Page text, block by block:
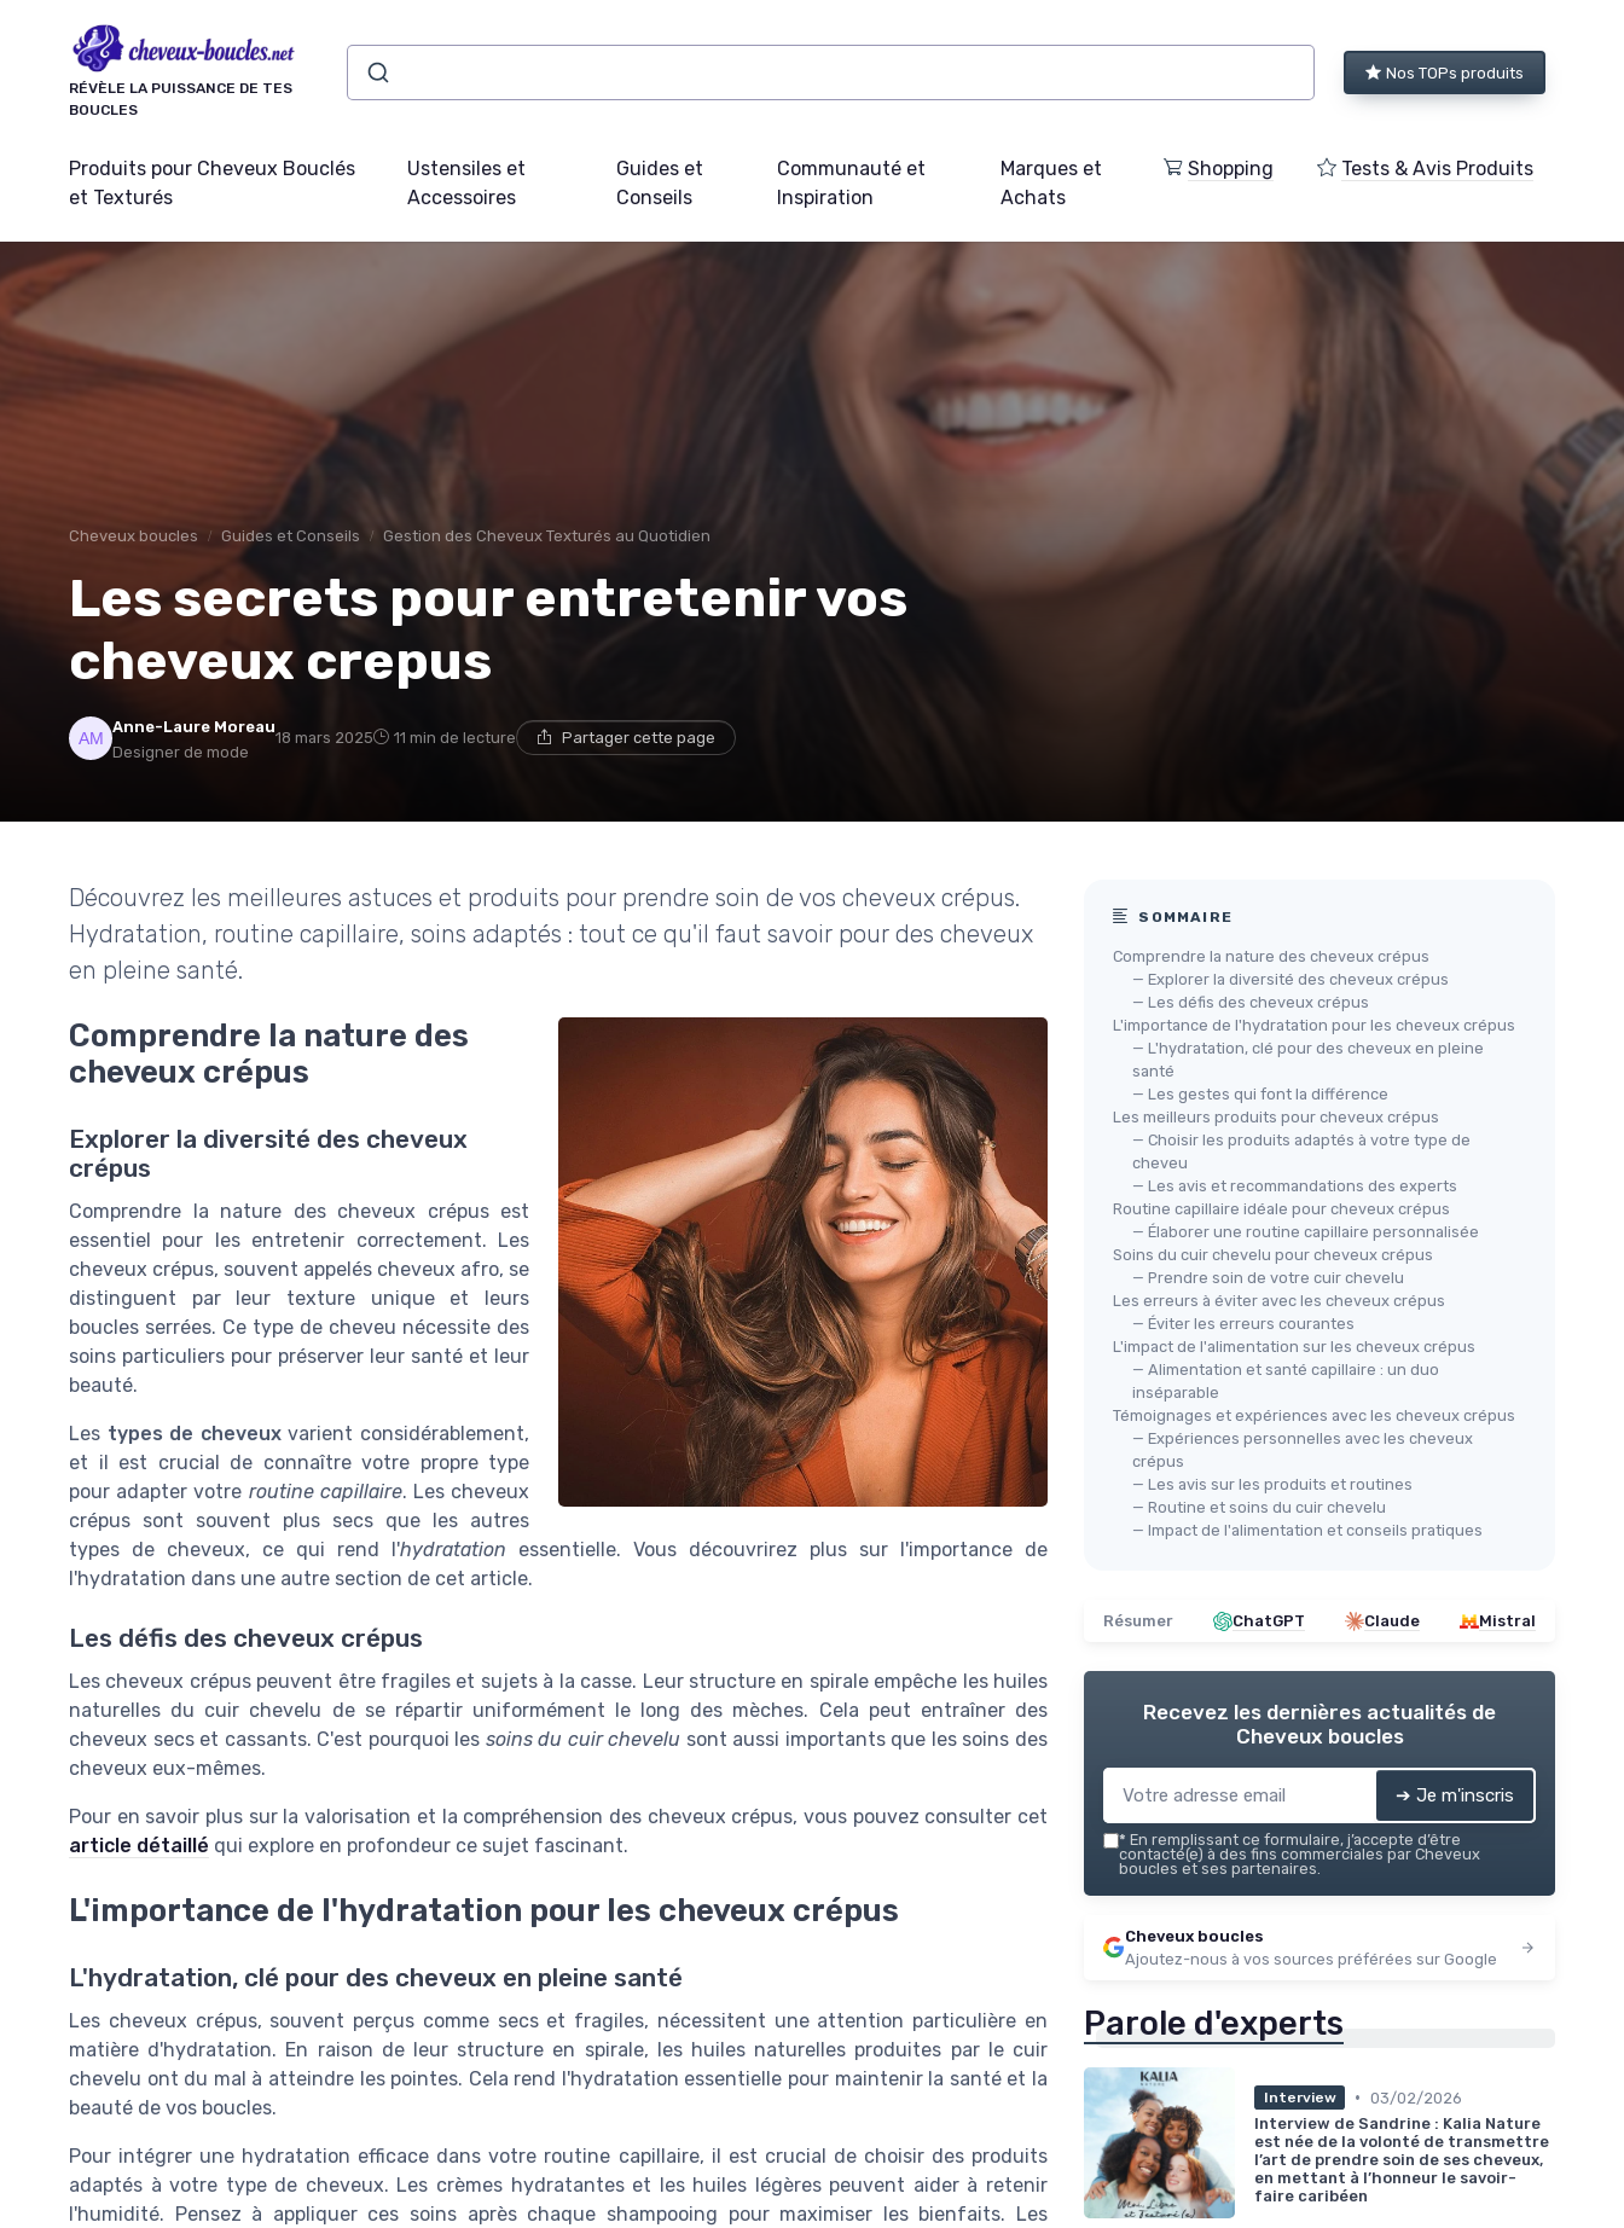
RÉVÈLE LA PUISSANCE DE TES
BOUCLES
Nos TOPs produits
Produits pour Cheveux Bouclés
et Texturés
Ustensiles et
Accessoires
Guides et
Conseils
Communauté et
Inspiration
Marques et
Achats
Shopping Tests & Avis Produits
Cheveux boucles Guides et Conseils Gestion des Cheveux Texturés au Quotidien
Les secrets pour entretenir vos
cheveux crepus
Anne-Laure Moreau
Designer de mode
18 mars 2025 11 min de lecture Partager cette page
Découvrez les meilleures astuces et produits pour prendre soin de vos cheveux crépus.
Hydratation, routine capillaire, soins adaptés : tout ce qu'il faut savoir pour des cheveux
en pleine santé.
Comprendre la nature des
cheveux crépus
Explorer la diversité des cheveux
crépus
Comprendre la nature des cheveux crépus est
essentiel pour les entretenir correctement. Les
cheveux crépus, souvent appelés cheveux afro, se
distinguent par leur texture unique et leurs
boucles serrées. Ce type de cheveu nécessite des
soins particuliers pour préserver leur santé et leur
beauté.
Les types de cheveuxvarient considérablement,
et il est crucial de connaître votre propre type
pour adapter votre routine capillaire. Les cheveux
crépus sont souvent plus secs que les autres
types de cheveux, ce qui rend l'hydratation essentielle. Vous découvrirez plus sur l'importance de
l'hydratation dans une autre section de cet article.
Les défis des cheveux crépus
Les cheveux crépus peuvent être fragiles et sujets à la casse. Leur structure en spirale empêche les huiles
naturelles du cuir chevelu de se répartir uniformément le long des mèches. Cela peut entraîner des
cheveux secs et cassants. C'est pourquoi les soins du cuir chevelu sont aussi importants que les soins des
cheveux eux-mêmes.
Pour en savoir plus sur la valorisation et la compréhension des cheveux crépus, vous pouvez consulter cet
article détaillé qui explore en profondeur ce sujet fascinant.
L'importance de l'hydratation pour les cheveux crépus
L'hydratation, clé pour des cheveux en pleine santé
Les cheveux crépus, souvent perçus comme secs et fragiles, nécessitent une attention particulière en
matière d'hydratation. En raison de leur structure en spirale, les huiles naturelles produites par le cuir
chevelu ont du mal à atteindre les pointes. Cela rend l'hydratation essentielle pour maintenir la santé et la
beauté de vos boucles.
Pour intégrer une hydratation efficace dans votre routine capillaire, il est crucial de choisir des produits
adaptés à votre type de cheveux. Les crèmes hydratantes et les huiles légères peuvent aider à retenir
l'humidité. Pensez à appliquer ces soins après chaque shampooing pour maximiser les bienfaits. Les
SOMMAIRE
Comprendre la nature des cheveux crépus
— Explorer la diversité des cheveux crépus
— Les défis des cheveux crépus
L'importance de l'hydratation pour les cheveux crépus
— L'hydratation, clé pour des cheveux en pleine
santé
— Les gestes qui font la différence
Les meilleurs produits pour cheveux crépus
— Choisir les produits adaptés à votre type de
cheveu
— Les avis et recommandations des experts
Routine capillaire idéale pour cheveux crépus
— Élaborer une routine capillaire personnalisée
Soins du cuir chevelu pour cheveux crépus
— Prendre soin de votre cuir chevelu
Les erreurs à éviter avec les cheveux crépus
— Éviter les erreurs courantes
L'impact de l'alimentation sur les cheveux crépus
— Alimentation et santé capillaire : un duo
inséparable
Témoignages et expériences avec les cheveux crépus
— Expériences personnelles avec les cheveux
crépus
— Les avis sur les produits et routines
— Routine et soins du cuir chevelu
— Impact de l'alimentation et conseils pratiques
Résumer ChatGPT Claude Mistral
Recevez les dernières actualités de
Cheveux boucles
➔ Je m'inscris
* En remplissant ce formulaire, j’accepte d’être
contacté(e) à des fins commerciales par Cheveux
boucles et ses partenaires.
Cheveux boucles
Ajoutez-nous à vos sources préférées sur Google
Parole d'experts
Interview • 03/02/2026
Interview de Sandrine : Kalia Nature
est née de la volonté de transmettre
l’art de prendre soin de ses cheveux,
en mettant à l’honneur le savoir-
faire caribéen